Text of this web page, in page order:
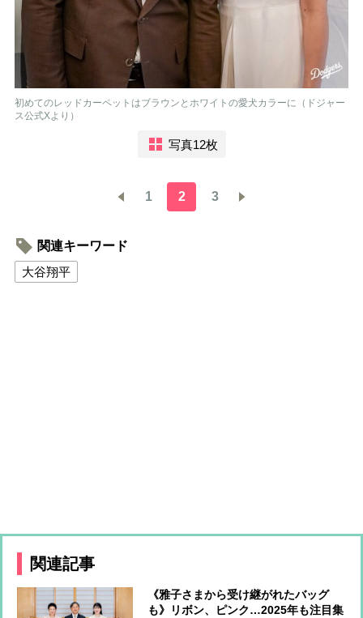
初めてのレッドカーペットはブラウンとホワイトの愛犬カラーに（ドジャー
ス公式Xより）
写真12枚
1 2 3
関連キーワード
大谷翔平
関連記事
《雅子さまから受け継がれたバッグ
も》リボン、ピンク…2025年も注目集